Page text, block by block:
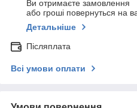
Ви отримаєте замовлення
або гроші повернуться на
Детальніше
Післяплата
Всі умови оплати